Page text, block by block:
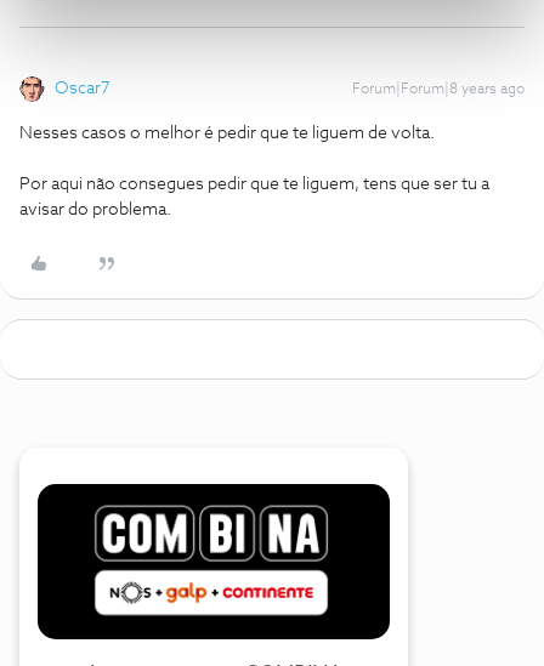
Oscar7 Forum|Forum|8 years ago
Nesses casos o melhor é pedir que te liguem de volta.
Por aqui não consegues pedir que te liguem, tens que ser tu a
avisar do problema.